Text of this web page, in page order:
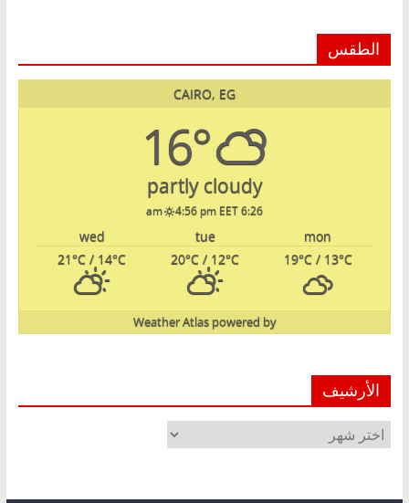
الطقس
CAIRO, EG
16°
partly cloudy
6:26 am
4:56 pm EET
mon
tue
wed
19°C/ 13°C
20°C / 12°C
21°C / 14°C
powered by
Weather Atlas
الأرشيف
الأرشيف